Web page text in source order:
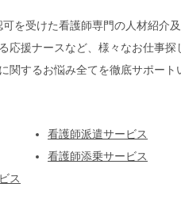
を受けた看護師専門の人材紹
援ナースなど、様々なお仕事
するお悩み全てを徹底サポート
ス
看護師派遣サービス
看護師添乗サービス